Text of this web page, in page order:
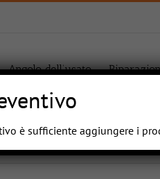
Angolo dell’usato
è sufficiente aggiungere i